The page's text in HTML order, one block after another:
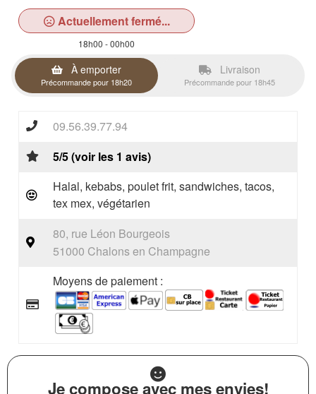
Actuellement fermé...
18h00 - 00h00
À emporter
Précommande pour 18h20
Livraison
Précommande pour 18h45
09.56.39.77.94
5/5 (voir les 1 avis)
Halal, kebabs, poulet frit, sandwiches, tacos,
tex mex, végétarien
80, rue Léon Bourgeois
51000 Chalons en Champagne
Moyens de paiement :
Je compose avec mes envies!